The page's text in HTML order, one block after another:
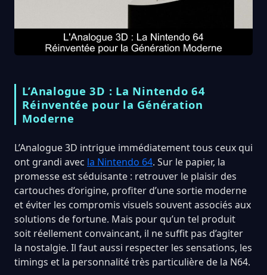
L’Analogue 3D : La Nintendo 64
Réinventée pour la Génération
Moderne
L’Analogue 3D intrigue immédiatement tous ceux qui
ont grandi avec la Nintendo 64. Sur le papier, la
promesse est séduisante : retrouver le plaisir des
cartouches d’origine, profiter d’une sortie moderne
et éviter les compromis visuels souvent associés aux
solutions de fortune. Mais pour qu’un tel produit
soit réellement convaincant, il ne suffit pas d’agiter
la nostalgie. Il faut aussi respecter les sensations, les
timings et la personnalité très particulière de la N64.